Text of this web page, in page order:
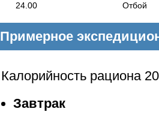
24.00 Отбой
Примерное
Калорийность рациона
Завтрак